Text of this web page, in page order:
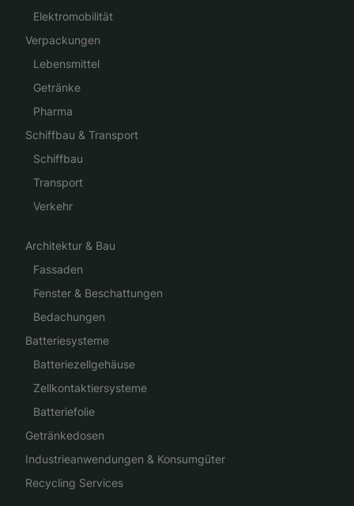
Elektromobilität
Verpackungen
Lebensmittel
Getränke
Pharma
Schiffbau & Transport
Schiffbau
Transport
Verkehr
Architektur & Bau
Fassaden
Fenster & Beschattungen
Bedachungen
Batteriesysteme
Batteriezellgehäuse
Zellkontaktiersysteme
Batteriefolie
Getränkedosen
Industrieanwendungen & Konsumgüter
Recycling Services